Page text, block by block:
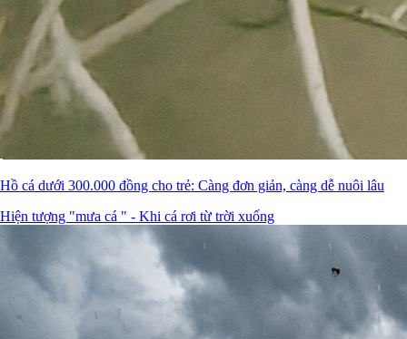
Hồ cá dưới 300.000 đồng cho trẻ: Càng đơn giản, càng dễ nuôi lâu
Hiện tượng "mưa cá " - Khi cá rơi từ trời xuống